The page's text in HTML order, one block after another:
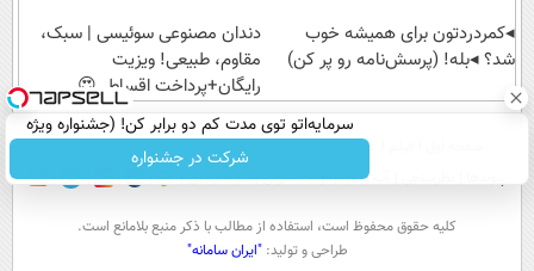
قیمت
بخر!
مراجعه
حضوری
◂کمردردتون برای همیشه خوب
شد؟ ◂بله! (پرسش‌نامه رو پر کن)
دندان مصنوعی سوئیسی | سبک،
مقاوم، طبیعی! ویزیت
رایگان+پرداخت اقساطی😍
سرمایه‌اتو توی مدت کم دو برابر کن! (جشنواره ویژه
زاگرس)🔥
شرکت در جشنواره عصر ایران۲ درباره عصرایران تماس با ما
آب و هوا اوقات شرعی سواد زندگی
كليه حقوق محفوظ است، استفاده از مطالب با ذكر منبع بلامانع است.
طراحی و تولید:"ایران سامانه"